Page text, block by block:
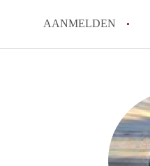
AANMELDEN